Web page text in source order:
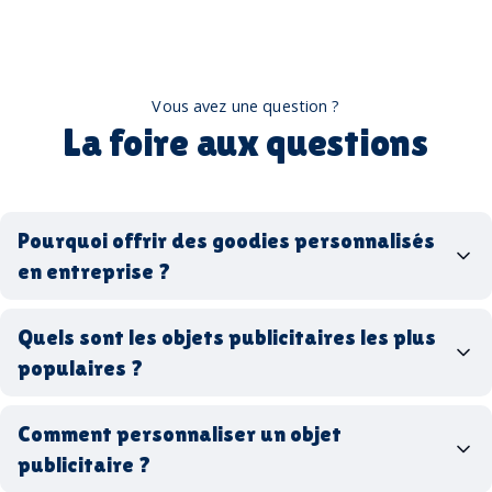
Vous avez une question ?
La foire aux questions
Pourquoi offrir des goodies personnalisés
en entreprise ?
Quels sont les objets publicitaires les plus
populaires ?
stylos personnalisés
tote bags publicitaires
gourdes réutilisables
Comment personnaliser un objet
publicitaire ?